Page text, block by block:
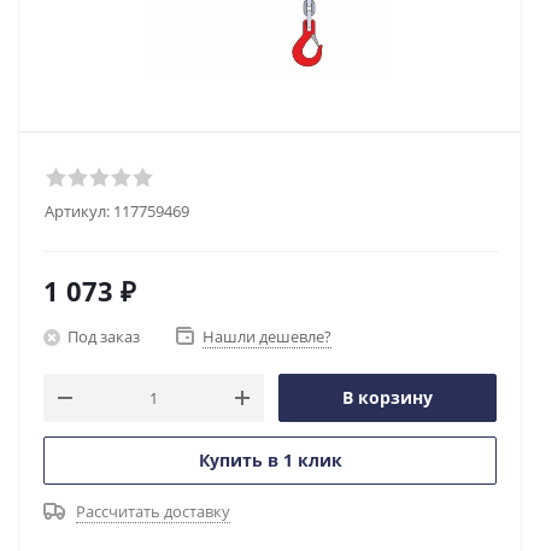
Артикул: 117759469
1 073 ₽
Под заказ Нашли дешевле?
В корзину
Купить в 1 клик
Рассчитать доставку